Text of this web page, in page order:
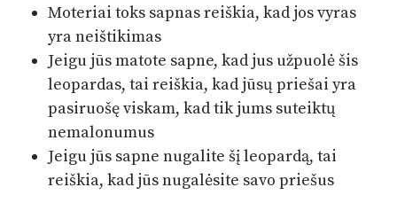
Moteriai toks sapnas reiškia, kad jos vyras
yra neištikimas
Jeigu jūs matote sapne, kad jus užpuolė šis
leopardas, tai reiškia, kad jūsų priešai yra
pasiruošę viskam, kad tik jums suteiktų
nemalonumus
Jeigu jūs sapne nugalite šį leopardą, tai
reiškia, kad jūs nugalėsite savo priešus